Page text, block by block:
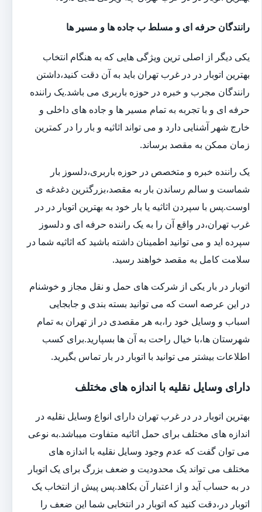
رانندگان حرفه ای و مسلط ب جاده ها و مسیر ها
یکی دیگر از اصلی ترین ویژگی هایی که به هنگام انتخاب
بهترین اتوبار در در غرب تهران باید به آن دقت کنید،داشتن
رانندگان مجرب و خبره در حوزه باربری می باشد.یک راننده
حرفه ای و با تجربه به تمام مسیر ها و جاده های داخلی و
خارج شهر آشنایی دارد و می تواند اثاثیه و بار را در کمترین
زمان ممکن به مقصد برساند.
یک راننده خبره و متخصص در حوزه باربری،دلسوز بار
شماست و سالم رساندن بار به مقصد،بزرگترین دغدغه ی
اوست.پس با سپردن اثاثیه یا بار خود به بهترین اتوبار در در
غرب تهران،در واقع آن را به یک راننده حرفه ای و دلسوز
سپرده اید و می توانید اطمینان داشته باشید که اثاثیه شما در
سلامت کامل به مقصد خواهند رسید.
اتوبار در بار یکی از شرکت های حمل و نقل مجاز و خوشنام
در این عرصه است که می توانید بسته بندی و جابجایی
اسباب و وسایل خود را،به هر مقصدی در از تهران به تمام
شهرستان ها،با خیال راحت به آن ها بسپارید.برای کسب
اطلاعات بیشتر می توانید با اتوبار در بار تماس بگیرید.
دارای وسایل نقلیه با اندازه های مختلف
بهترین اتوبار در در غرب تهران دارای انواع وسایل نقلیه در
اندازه های مختلف برای حمل اثاثیه متفاوت می‎باشد.به نوعی
می توان گفت که عدم وجود وسایل نقلیه با اندازه های
مختلف می تواند یک محدودیت و ضعف بزرگ برای یک اتوبار
در به حساب آید و از اعتبار آن بکاهد.پس پیش از انتخاب یک
اتوبار در،دقت کنید که اتوبار در انتخابی شما این ضعف را